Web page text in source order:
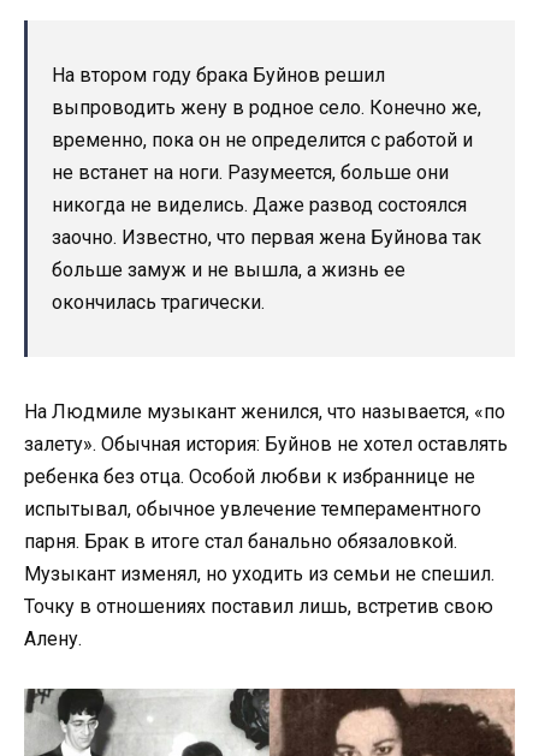
На втором году брака Буйнов решил
выпроводить жену в родное село. Конечно же,
временно, пока он не определится с работой и
не встанет на ноги. Разумеется, больше они
никогда не виделись. Даже развод состоялся
заочно. Известно, что первая жена Буйнова так
больше замуж и не вышла, а жизнь ее
окончилась трагически.
На Людмиле музыкант женился, что называется, «по
залету». Обычная история: Буйнов не хотел оставлять
ребенка без отца. Особой любви к избраннице не
испытывал, обычное увлечение темпераментного
парня. Брак в итоге стал банально обязаловкой.
Музыкант изменял, но уходить из семьи не спешил.
Точку в отношениях поставил лишь, встретив свою
Алену.